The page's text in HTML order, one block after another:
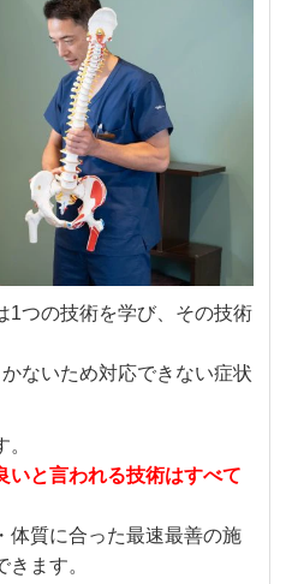
1つの技術を学び、その技術
ないため対応できない症状
いと言われる技術はすべて
体質に合った最速最善の施
ます。